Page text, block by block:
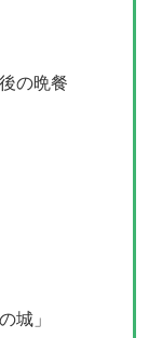
の晩餐
城」